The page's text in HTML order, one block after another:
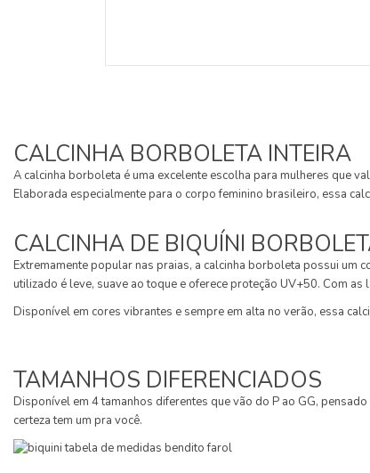
CALCINHA BORBOLETA INTEIRA
A calcinha borboleta é uma excelente escolha para mulheres que
Elaborada especialmente para o corpo feminino brasileiro, essa
CALCINHA DE BIQUÍNI
Extremamente popular nas praias, a calcinha borboleta possui um
utilizado é leve, suave ao toque e oferece proteção UV+50. Com
Disponível em cores vibrantes e sempre em alta no verão, essa
TAMANHOS DIFERENCIADOS
Disponível em 4 tamanhos diferentes que vão do P ao GG,
certeza tem um pra você.